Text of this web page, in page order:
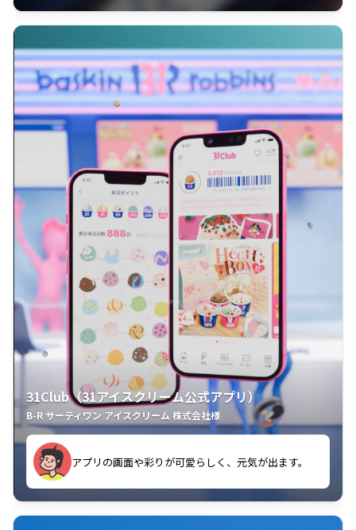
31Club（31アイスクリーム公式アプリ）
B-R サーティワン アイスクリーム 株式会社様
アプリの画面や彩りが可愛らしく、元気が出ます。
クラスごとに特典があるようなので使うのが楽しいで
す。